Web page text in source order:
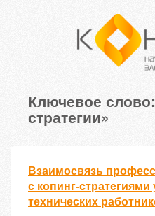
Ключевое
стратегии»
Взаимосвязь
с копинг-
технических